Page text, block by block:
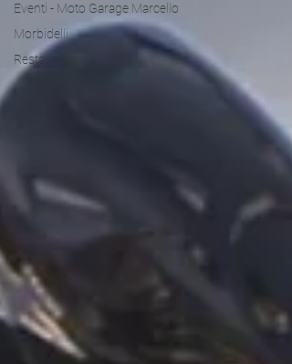
Eventi - Moto Garage Marcello
Morbidelli
Restauri